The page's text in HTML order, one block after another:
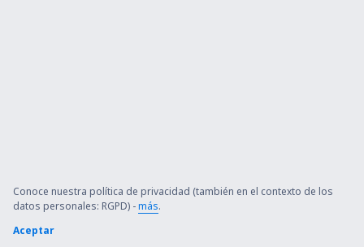
Conoce nuestra política de privacidad (también en el contexto de los
datos personales: RGPD) -más.
Aceptar